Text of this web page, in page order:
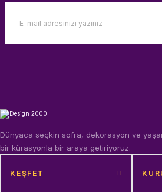
Dünyaca seçkin sofra, dekorasyon ve
bir kürasyonla bir araya getiriyoruz.
KEŞFET